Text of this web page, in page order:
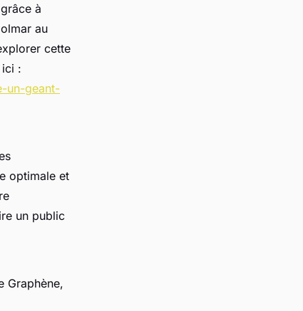
à
au
cette
:
un-geant-
optimale et
un public
Graphène,